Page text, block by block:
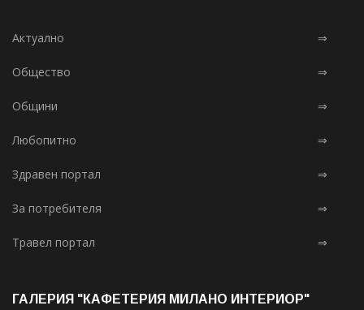
Актуално ⇒
Общество ⇒
Общини ⇒
Любопитно ⇒
Здравен портал ⇒
За потребителя ⇒
Травел портал ⇒
ГАЛЕРИЯ "КАФЕТЕРИЯ МИЛАНО ИНТЕРИОР"